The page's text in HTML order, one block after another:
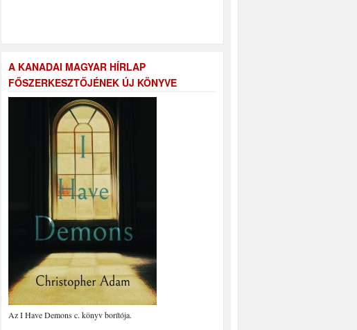
A KANADAI MAGYAR HÍRLAP
FŐSZERKESZTŐJÉNEK ÚJ KÖNYVE
Az I Have Demons c. könyv borítója.